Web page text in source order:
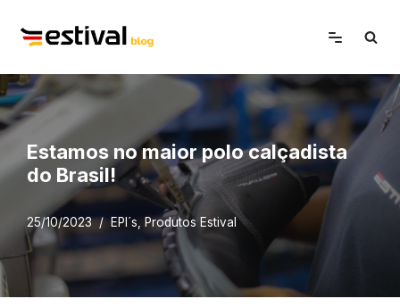
Avançar
o
conteúdo
Estamos no maior polo calçadista
do Brasil!
25/10/2023 EPI´s Produtos Estival